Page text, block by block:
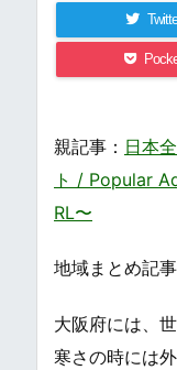
親記事： 日本
ト / Popular
RL〜
地域まとめ記事
大阪府には、
寒さの時には